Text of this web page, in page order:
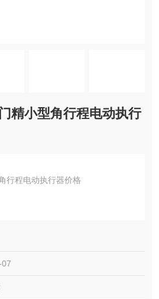
精小型角行程电动执行
行程电动执行器价格
头，将线头按线路图固定在端子台
锁紧电缆线。